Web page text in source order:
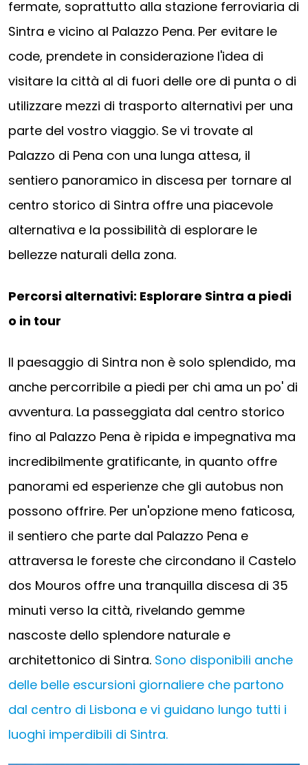
fermate, soprattutto alla stazione ferroviaria di
Sintra e vicino al Palazzo Pena. Per evitare le
code, prendete in considerazione l'idea di
visitare la città al di fuori delle ore di punta o di
utilizzare mezzi di trasporto alternativi per una
parte del vostro viaggio. Se vi trovate al
Palazzo di Pena con una lunga attesa, il
sentiero panoramico in discesa per tornare al
centro storico di Sintra offre una piacevole
alternativa e la possibilità di esplorare le
bellezze naturali della zona.
Percorsi alternativi: Esplorare Sintra a piedi
o in tour
Il paesaggio di Sintra non è solo splendido, ma
anche percorribile a piedi per chi ama un po' di
avventura. La passeggiata dal centro storico
fino al Palazzo Pena è ripida e impegnativa ma
incredibilmente gratificante, in quanto offre
panorami ed esperienze che gli autobus non
possono offrire. Per un'opzione meno faticosa,
il sentiero che parte dal Palazzo Pena e
attraversa le foreste che circondano il Castelo
dos Mouros offre una tranquilla discesa di 35
minuti verso la città, rivelando gemme
nascoste dello splendore naturale e
architettonico di Sintra. Sono disponibili anche
delle belle escursioni giornaliere che partono
dal centro di Lisbona e vi guidano lungo tutti i
luoghi imperdibili di Sintra.